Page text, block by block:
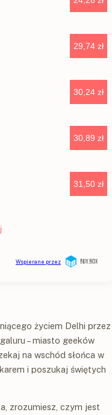
życiem Delhi przez
– miasto geeków
na wschód słońca w
i poszukaj świętych
zrozumiesz, czym jest